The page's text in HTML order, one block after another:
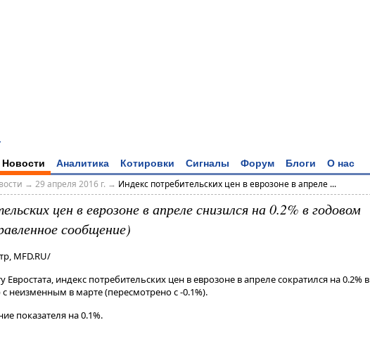
Новости Аналитика Котировки Сигналы Форум Блоги О нас
→ 29 апреля 2016 г. → Индекс потребительских цен в еврозоне в апреле ...
цен в еврозоне в апреле снизился на 0.2% в годовом
сообщение)
MFD.RU/
индекс потребительских цен в еврозоне в апреле сократился на 0.2% в
неизменным в марте (пересмотрено с -0.1%).
показателя на 0.1%.